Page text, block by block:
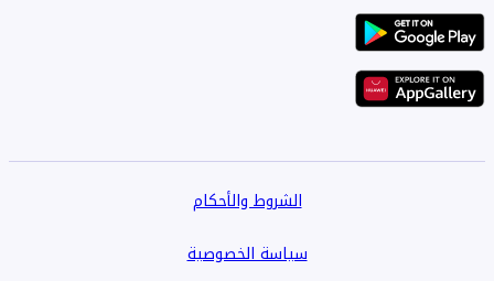
الشروط والأحكام
سياسة الخصوصية